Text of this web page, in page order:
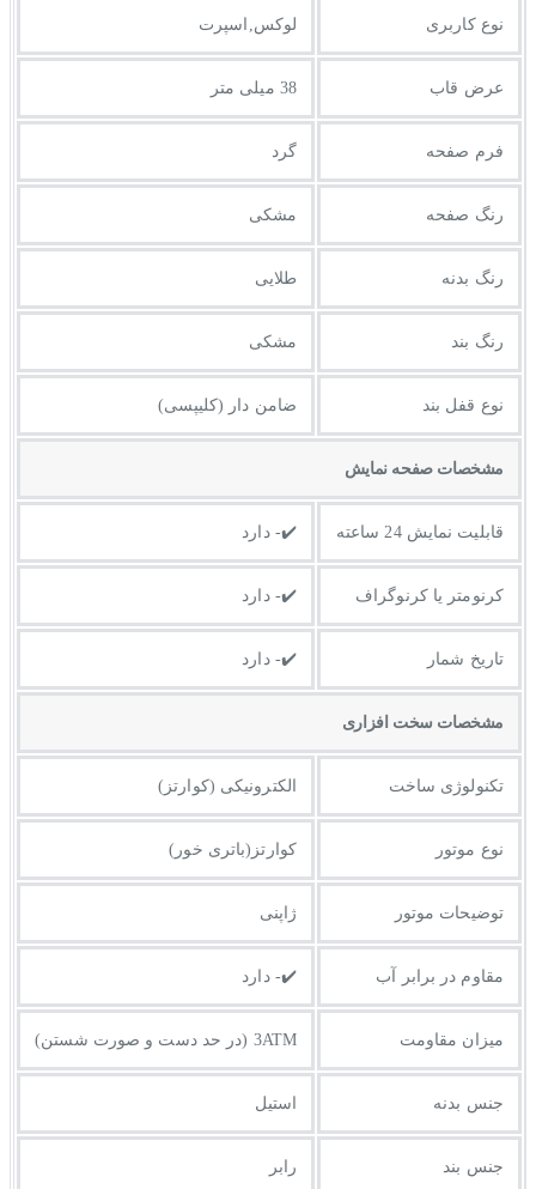
نوع کاربری لوکس,اسپرت
عرض قاب 38 میلی متر
فرم صفحه گرد
رنگ صفحه مشکی
رنگ بدنه طلایی
رنگ بند مشکی
نوع قفل بند ضامن دار (کلیپسی)
مشخصات صفحه نمايش
قابلیت نمایش 24 ساعته ✔️- دارد
کرنومتر یا کرنوگراف ✔️- دارد
تاریخ شمار ✔️- دارد
مشخصات سخت افزاری
تکنولوژی ساخت الکترونیکی (کوارتز)
نوع موتور کوارتز(باتری خور)
توضیحات موتور ژاپنی
مقاوم در برابر آب ✔️- دارد
میزان مقاومت 3ATM (در حد دست و صورت شستن)
جنس بدنه استیل
جنس بند رابر